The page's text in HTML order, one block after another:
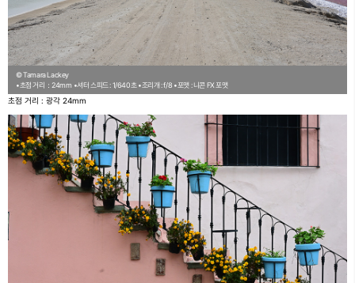
© Tamara Lackey
•초점 거리：24mm •셔터 스피드 : 1/640초 •조리개 : f/8 •포맷 : 니콘 FX 포맷
초점 거리 : 광각 24mm